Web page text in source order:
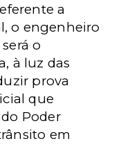
a
o engenheiro
o
à luz das
prova
que
Poder
em